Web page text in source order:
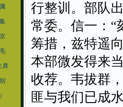
席
行整训。部队
常委。信一：“
筹措，兹特遥
本部微发得来
收荐。韦拔群
匪与我们已成